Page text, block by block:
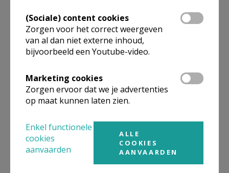
Interesse in de
Contactgroep?
De zelfhulpgroep
Concrete werking van het
(Sociale) content cookies
Zorgen voor het correct weergeven
van al dan niet externe inhoud,
bijvoorbeeld een Youtube-video.
Marketing cookies
Zorgen ervoor dat we je advertenties
op maat kunnen laten zien.
Enkel functionele
cookies
aanvaarden
ALLE
COOKIES
AANVAARDEN